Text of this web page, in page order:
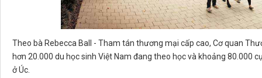
Theo bà Rebecca Ball - Tham tán thương mại cấp cao, Cơ quan
hơn 20.000 du học sinh Việt Nam đang theo học và khoảng 80.000
ở Úc.